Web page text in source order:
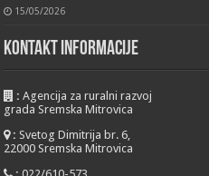
15/05/2026
KONTAKT INFORMACIJE
:Agencija za ruralni razvoj
grada Sremska Mitrovica
: Svetog Dimitrija br. 6,
22000 Sremska Mitrovica